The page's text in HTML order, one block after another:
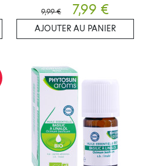
9,99 €
7,99 €
AJOUTER AU PANIER